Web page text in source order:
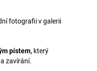
fotografii v galerii
pístem, který
zavírání.